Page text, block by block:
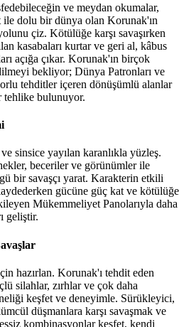
ve meydan okumalar,
ile dolu bir dünya olan Korunak'ın
çiz. Kötülüğe karşı savaşırken
kasabaları kurtar ve geri al, kâbus
açığa çıkar. Korunak'ın birçok
bekliyor; Dünya Patronları ve
tehditler içeren dönüşümlü alanlar
tehlike bulunuyor.
sinsice yayılan karanlıkla yüzleş.
beceriler ve görünümler ile
bir savaşçı yarat. Karakterin etkili
gücüne güç kat ve kötülüğe
Mükemmeliyet Panolarıyla daha
geliştir.
hazırlan. Korunak'ı tehdit eden
silahlar, zırhlar ve çok daha
keşfet ve deneyimle. Sürükleyici,
düşmanlara karşı savaşmak ve
kombinasyonlar keşfet, kendi